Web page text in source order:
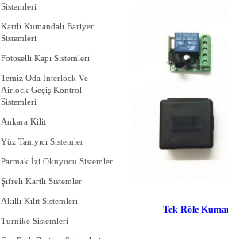
Sistemleri
Kartlı Kumandalı Bariyer
Sistemleri
Fotoselli Kapı Sistemleri
Temiz Oda İnterlock Ve
Airlock Geçiş Kontrol
Sistemleri
Ankara Kilit
Yüz Tanıyıcı Sistemler
Parmak İzi Okuyucu Sistemler
Şifreli Kartlı Sistemler
Akıllı Kilit Sistemleri
Turnike Sistemleri
Tek Röle